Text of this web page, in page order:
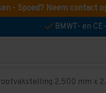
- Spoed? Neem contact
BMWT- en
2.500 mm x